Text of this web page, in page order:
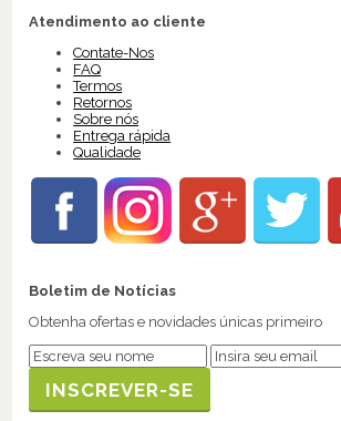
Atendimento ao cliente
Contate-Nos
FAQ
Termos
Retornos
Sobre nós
Entrega rápida
Qualidade
Boletim de Notícias
Obtenha ofertas e novidades únicas primeiro